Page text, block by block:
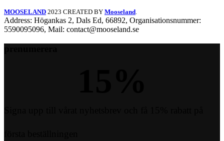
MOOSELAND 2023 CREATED BY Mooseland.
Address: Högankas 2, Dals Ed, 66892, Organisationsnummer:
5590095096, Mail: contact@mooseland.se